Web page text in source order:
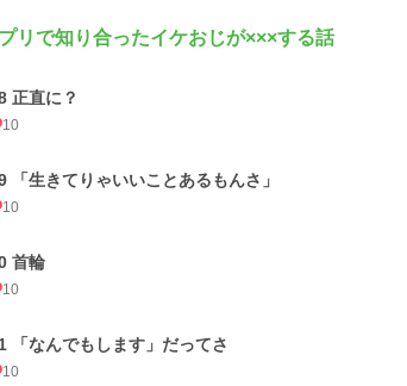
リで知り合ったイケおじが×××する話
正直に？
10
「生きてりゃいいことあるもんさ」
10
首輪
10
「なんでもします」だってさ
10